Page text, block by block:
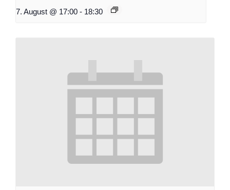
7. August @ 17:00 - 18:30